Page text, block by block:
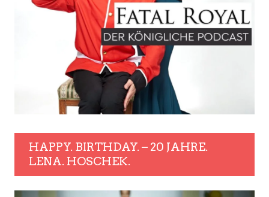
HAPPY. BIRTHDAY. – 20 JAHRE.
LENA. HOSCHEK.